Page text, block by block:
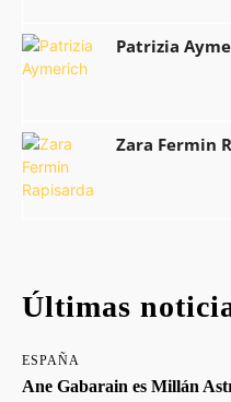
Patrizia
Zara Fermin
Últimas
ESPAÑA
Ane Gabarain es Millán